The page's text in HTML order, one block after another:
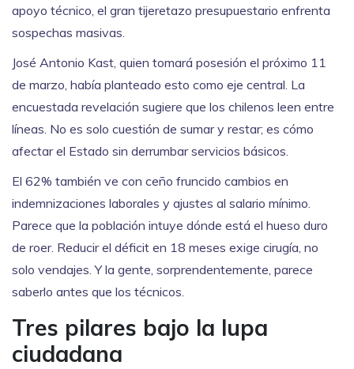
apoyo técnico, el gran tijeretazo presupuestario enfrenta
sospechas masivas.
José Antonio Kast, quien tomará posesión el próximo 11
de marzo, había planteado esto como eje central. La
encuestada revelación sugiere que los chilenos leen entre
líneas. No es solo cuestión de sumar y restar; es cómo
afectar el Estado sin derrumbar servicios básicos.
El 62% también ve con ceño fruncido cambios en
indemnizaciones laborales y ajustes al salario mínimo.
Parece que la población intuye dónde está el hueso duro
de roer. Reducir el déficit en 18 meses exige cirugía, no
solo vendajes. Y la gente, sorprendentemente, parece
saberlo antes que los técnicos.
Tres pilares bajo la lupa
ciudadana